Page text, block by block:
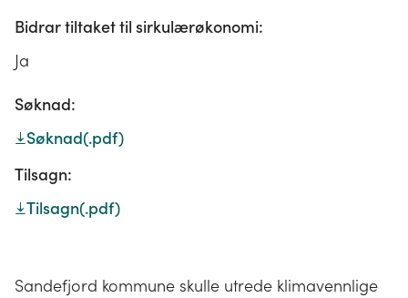
Bidrar tiltaket til sirkulærøkonomi:
Ja
Søknad:
Søknad(.pdf)
Tilsagn:
Tilsagn(.pdf)
Sandefjord kommune skulle utrede klimavennlige